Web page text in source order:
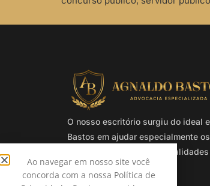
O nosso escritório surgiu do ideal
Bastos em ajudar especialmente
e militares que sofrem
Administração Pública.
Ao navegar em nosso site você
concorda com a nossa Política de